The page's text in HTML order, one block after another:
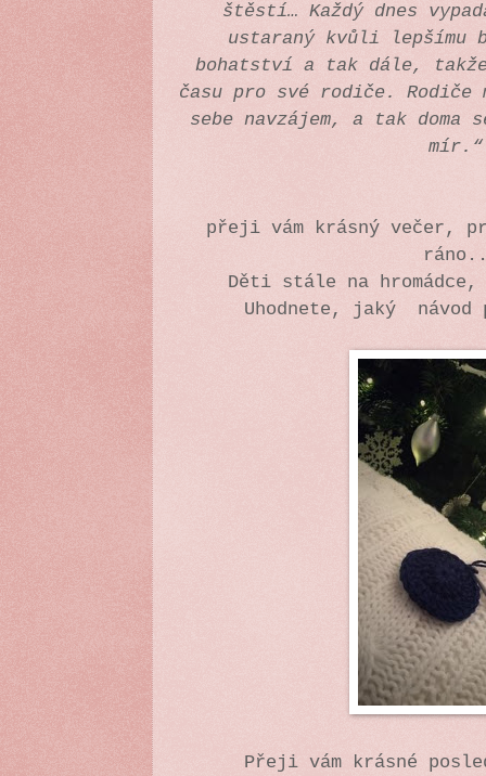
štěstí… Každý dnes
ustaraný kvůli lepšímu
bohatství a tak dále,
času pro své rodiče. Rodiče
sebe navzájem, a tak
mír.“
přeji vám krásný večer,
Děti stále na hromádce,
Uhodnete, jaký návod
Přeji vám krásné